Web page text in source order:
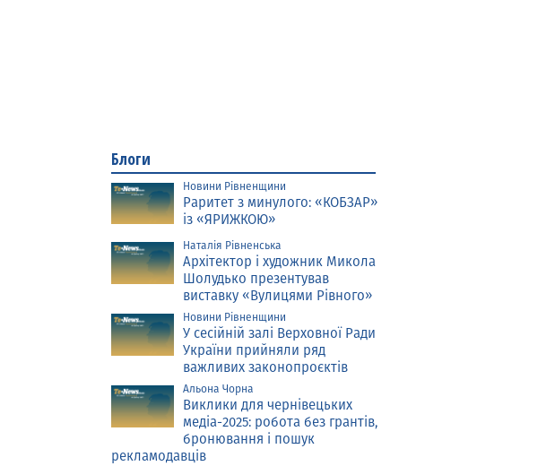
Блоги
Новини Рівненщини
Раритет з минулого: «КОБЗАР»
із «ЯРИЖКОЮ»
Наталія Рівненська
Архітектор і художник Микола
Шолудько презентував
виставку «Вулицями Рівного»
Новини Рівненщини
У сесійній залі Верховної Ради
України прийняли ряд
важливих законопроєктів
Альона Чорна
Виклики для чернівецьких
медіа-2025: робота без грантів,
бронювання і пошук
рекламодавців